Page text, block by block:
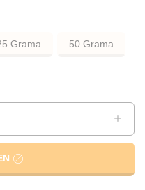
Grama 50 Grama